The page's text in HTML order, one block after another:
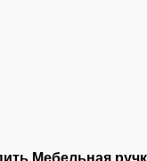
Мебельная